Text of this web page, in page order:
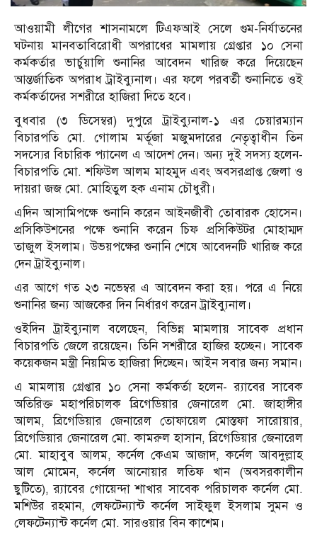
আওয়ামী লীগের শাসনামলে টিএফআই সেলে গুম-নির্যাতনের
ঘটনায় মানবতাবিরোধী অপরাধের মামলায় গ্রেপ্তার ১০ সেনা
কর্মকর্তার ভার্চুয়ালি শুনানির আবেদন খারিজ করে দিয়েছেন
আন্তর্জাতিক অপরাধ ট্রাইব্যুনাল। এর ফলে পরবর্তী শুনানিতে ওই
কর্মকর্তাদের সশরীরে হাজিরা দিতে হবে।
বুধবার (৩ ডিসেম্বর) দুপুরে ট্রাইব্যুনাল-১ এর চেয়ারম্যান
বিচারপতি মো. গোলাম মর্তূজা মজুমদারের নেতৃত্বাধীন তিন
সদস্যের বিচারিক প্যানেল এ আদেশ দেন। অন্য দুই সদস্য হলেন-
বিচারপতি মো. শফিউল আলম মাহমুদ এবং অবসরপ্রাপ্ত জেলা ও
দায়রা জজ মো. মোহিতুল হক এনাম চৌধুরী।
এদিন আসামিপক্ষে শুনানি করেন আইনজীবী তোবারক হোসেন।
প্রসিকিউশনের পক্ষে শুনানি করেন চিফ প্রসিকিউটর মোহাম্মদ
তাজুল ইসলাম। উভয়পক্ষের শুনানি শেষে আবেদনটি খারিজ করে
দেন ট্রাইব্যুনাল।
এর আগে গত ২৩ নভেম্বর এ আবেদন করা হয়। পরে এ নিয়ে
শুনানির জন্য আজকের দিন নির্ধারণ করেন ট্রাইব্যুনাল।
ওইদিন ট্রাইব্যুনাল বলেছেন, বিভিন্ন মামলায় সাবেক প্রধান
বিচারপতি জেলে রয়েছেন। তিনি সশরীরে হাজির হচ্ছেন। সাবেক
কয়েকজন মন্ত্রী নিয়মিত হাজিরা দিচ্ছেন। আইন সবার জন্য সমান।
এ মামলায় গ্রেপ্তার ১০ সেনা কর্মকর্তা হলেন- র‍্যাবের সাবেক
অতিরিক্ত মহাপরিচালক ব্রিগেডিয়ার জেনারেল মো. জাহাঙ্গীর
আলম, ব্রিগেডিয়ার জেনারেল তোফায়েল মোস্তফা সারোয়ার,
ব্রিগেডিয়ার জেনারেল মো. কামরুল হাসান, ব্রিগেডিয়ার জেনারেল
মো. মাহাবুব আলম, কর্নেল কেএম আজাদ, কর্নেল আবদুল্লাহ
আল মোমেন, কর্নেল আনোয়ার লতিফ খান (অবসরকালীন
ছুটিতে), র‍্যাবের গোয়েন্দা শাখার সাবেক পরিচালক কর্নেল মো.
মশিউর রহমান, লেফটেন্যান্ট কর্নেল সাইফুল ইসলাম সুমন ও
লেফটেন্যান্ট কর্নেল মো. সারওয়ার বিন কাশেম।